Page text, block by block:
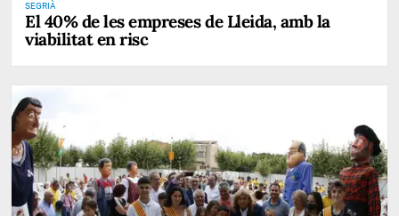
SEGRIÀ
El 40% de les empreses de Lleida, amb la
viabilitat en risc